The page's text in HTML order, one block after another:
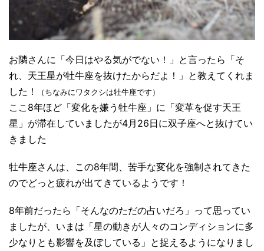
お隣さんに「今日はやる気がでない！」と言ったら「そ
れ、天王星が牡牛座を抜けたからだよ！」と教えてくれま
した！
（ちなみにワタクシは牡牛座です）
ここ8年ほど「変化を嫌う牡牛座」に「変革を促す天王
星」が滞在していましたが4月26日に双子座へと抜けてい
きました
牡牛座さんは、この8年間、苦手な変化を強制されてきた
のでどっと疲れが出てきているようです！
8年前だったら「そんなのただの占いだろ」って思ってい
ましたが、いまは「星の動きが人々のコンディションに多
少なりとも影響を及ぼしている」と捉えるようになりまし